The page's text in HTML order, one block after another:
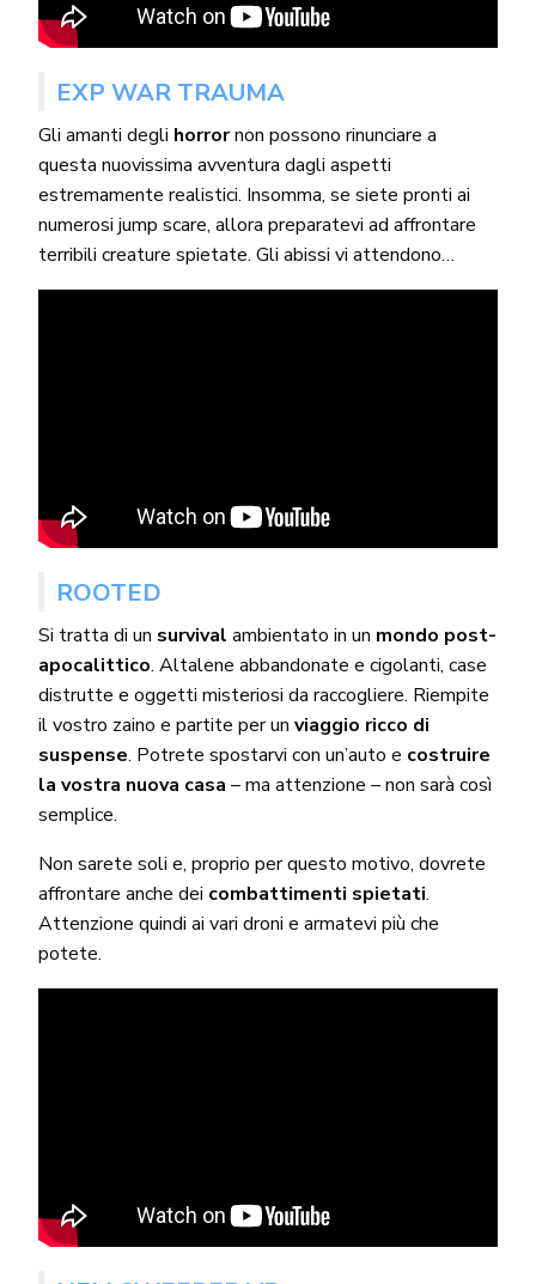
EXP WAR TRAUMA
Gli amanti degli horrornon possono rinunciare a
questa nuovissima avventura dagli aspetti
estremamente realistici. Insomma, se siete pronti ai
numerosi jump scare, allora preparatevi ad affrontare
terribili creature spietate. Gli abissi vi attendono…
ROOTED
Si tratta di un survival ambientato in un mondo post-
apocalittico. Altalene abbandonate e cigolanti, case
distrutte e oggetti misteriosi da raccogliere. Riempite
il vostro zaino e partite per unviaggio ricco di
suspense. Potrete spostarvi con un’auto e costruire
la vostra nuova casa – ma attenzione – non sarà così
semplice.
Non sarete soli e, proprio per questo motivo, dovrete
affrontare anche dei combattimenti spietati.
Attenzione quindi ai vari droni e armatevi più che
potete.